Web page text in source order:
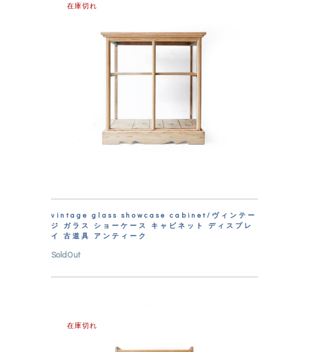
在庫切れ
vintage glass showcase cabinet/ヴィンテー
ジ ガラス ショーケース キャビネット ディスプレ
イ 古道具 アンティーク
SoldOut
在庫切れ